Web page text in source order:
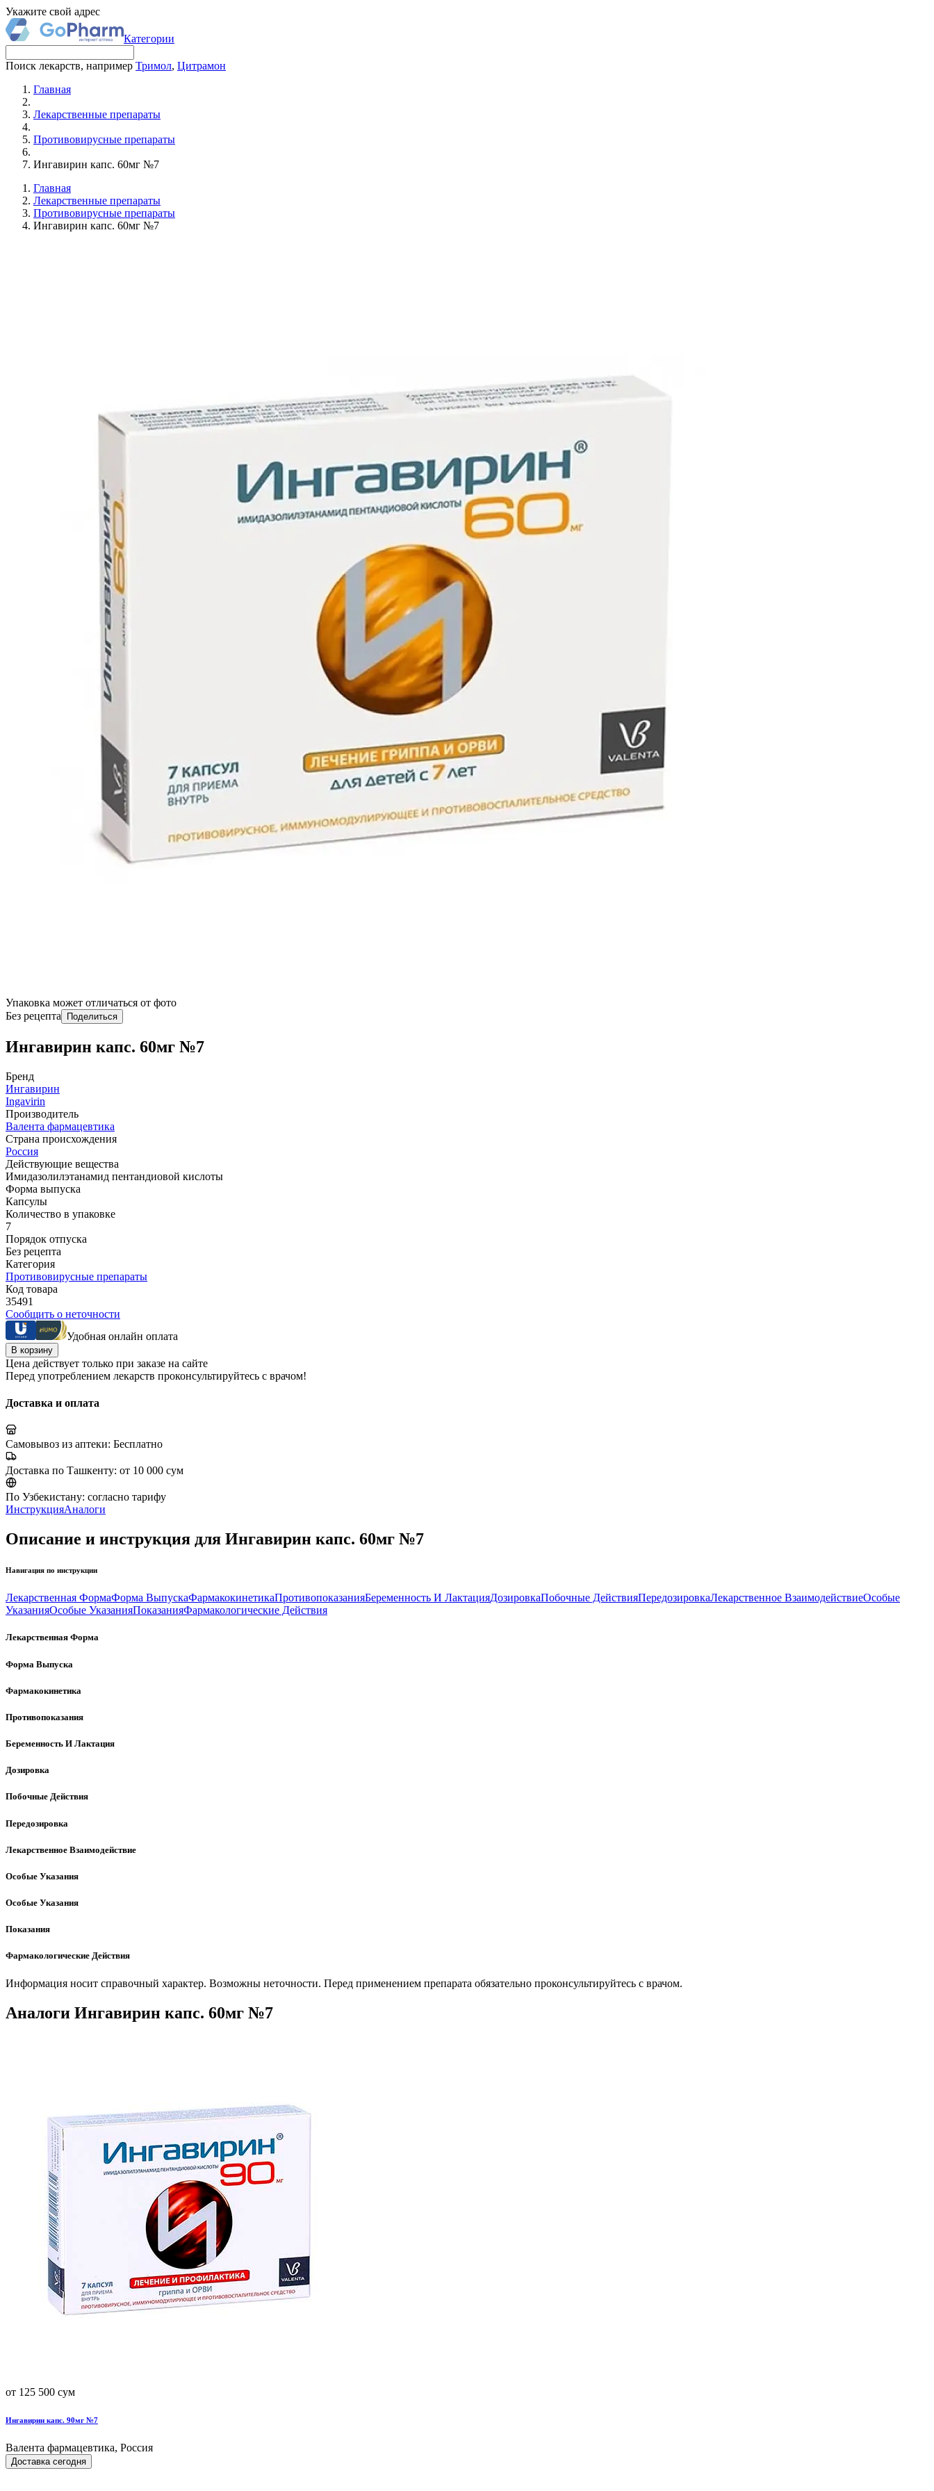
Укажите свой адрес
Категории
Поиск лекарств, например Тримол, Цитрамон
Главная
Лекарственные препараты
Противовирусные препараты
Ингавирин капс. 60мг №7
Главная
Лекарственные препараты
Противовирусные препараты
Ингавирин капс. 60мг №7
Упаковка может отличаться от фото
Без рецепта
Поделиться
Ингавирин капс. 60мг №7
Бренд
Ингавирин
Ingavirin
Производитель
Валента фармацевтика
Страна происхождения
Россия
Действующие вещества
Имидазолилэтанамид пентандиовой кислоты
Форма выпуска
Капсулы
Количество в упаковке
7
Порядок отпуска
Без рецепта
Категория
Противовирусные препараты
Код товара
35491
Сообщить о неточности
Удобная онлайн оплата
В корзину
Цена действует только при заказе на сайте
Перед употреблением лекарств проконсультируйтесь с врачом!
Доставка и оплата
Самовывоз из аптеки: Бесплатно
Доставка по Ташкенту: от 10 000 сум
По Узбекистану: согласно тарифу
ИнструкцияАналоги
Описание и инструкция для Ингавирин капс. 60мг №7
Навигация по инструкции
Лекарственная ФормаФорма ВыпускаФармакокинетикаПротивопоказанияБеременность И ЛактацияДозировкаПобочные ДействияПередозировкаЛекарственное ВзаимодействиеОсобые
УказанияОсобые УказанияПоказанияФармакологические Действия
Лекарственная Форма
Форма Выпуска
Фармакокинетика
Противопоказания
Беременность И Лактация
Дозировка
Побочные Действия
Передозировка
Лекарственное Взаимодействие
Особые Указания
Особые Указания
Показания
Фармакологические Действия
Информация носит справочный характер. Возможны неточности. Перед применением препарата обязательно проконсультируйтесь с врачом.
Аналоги Ингавирин капс. 60мг №7
от 125 500 сум
Ингавирин капс. 90мг №7
Валента фармацевтика, Россия
Доставка сегодня